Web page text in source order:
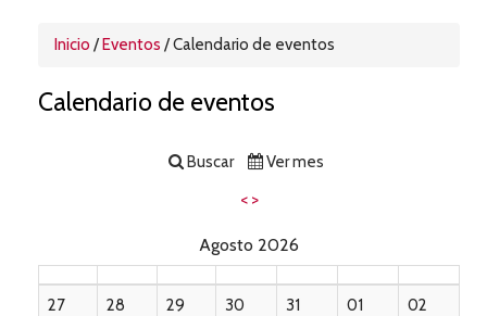
Inicio /Eventos / Calendario de eventos
Calendario de eventos
Buscar
Ver mes
< >
Agosto 2026
27 28 29 30 31 01 02